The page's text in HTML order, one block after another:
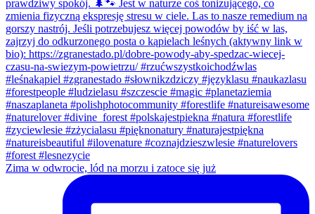
Zima w odwrocie, lód na morzu i zatoce się już